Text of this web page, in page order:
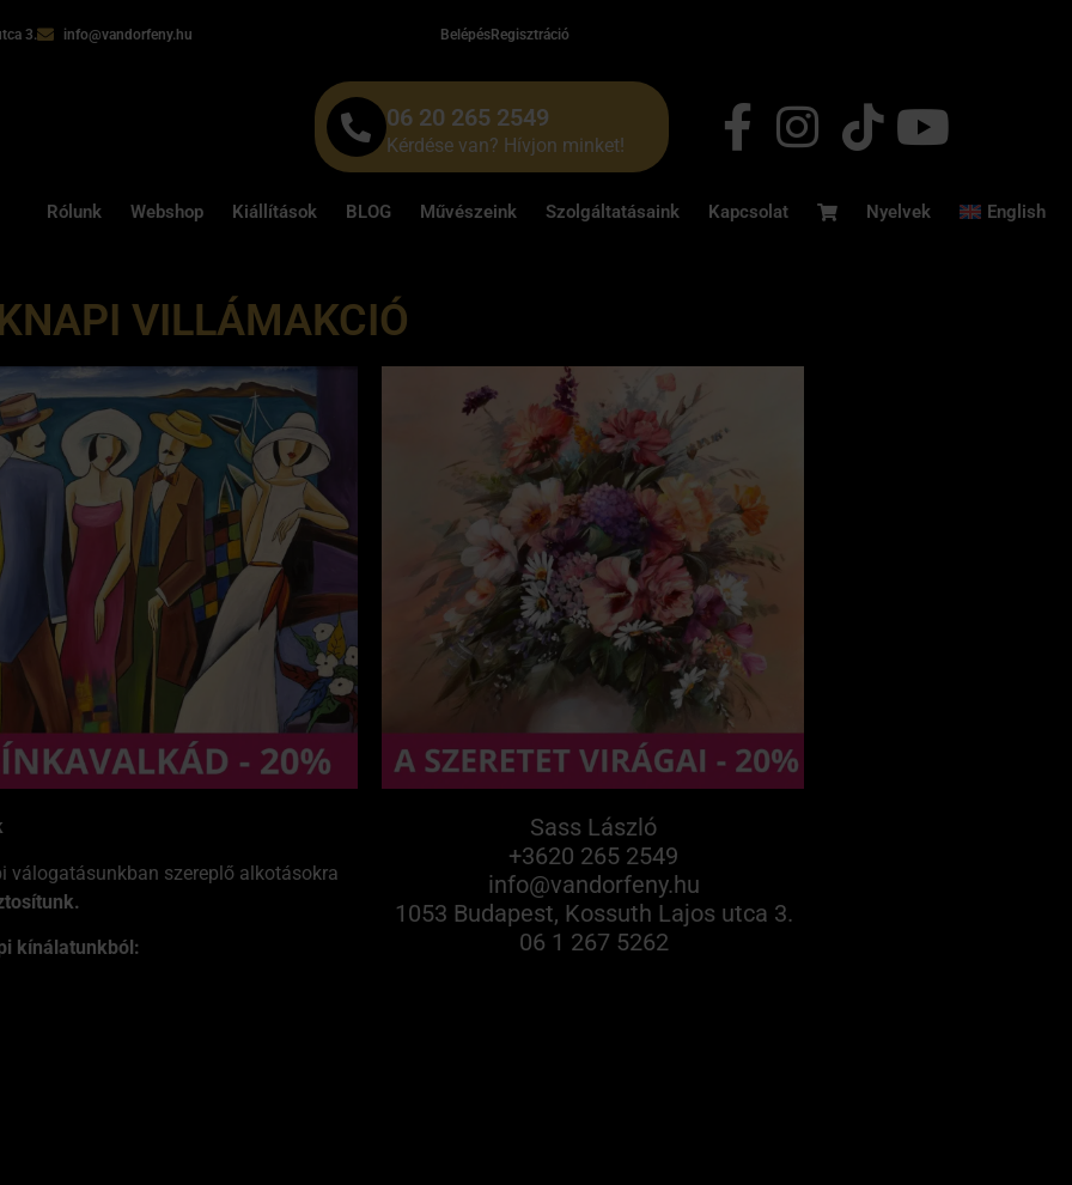
3. info@vandorfeny.hu BelépésRegisztráció
06 20 265 2549
Kérdése van? Hívjon minket!
Rólunk Webshop Kiállítások BLOG Művészeink Szolgáltatásaink Kapcsolat Nyelvek English
VILLÁMAKCIÓ
válogatásunkban szereplő alkotásokra
kínálatunkból:
Sass László
+3620 265 2549
info@vandorfeny.hu
1053 Budapest, Kossuth Lajos utca 3.
06 1 267 5262